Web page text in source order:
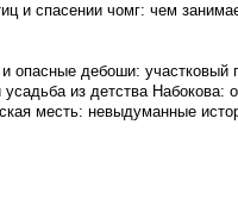
и спасении чомг: чем
опасные дебоши: участковый
из детства Набокова:
месть: невыдуманные